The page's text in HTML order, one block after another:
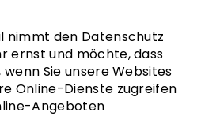
nimmt den Datenschutz
ernst und möchte, dass
Sie unsere Websites
Online-Dienste zugreifen
Angeboten